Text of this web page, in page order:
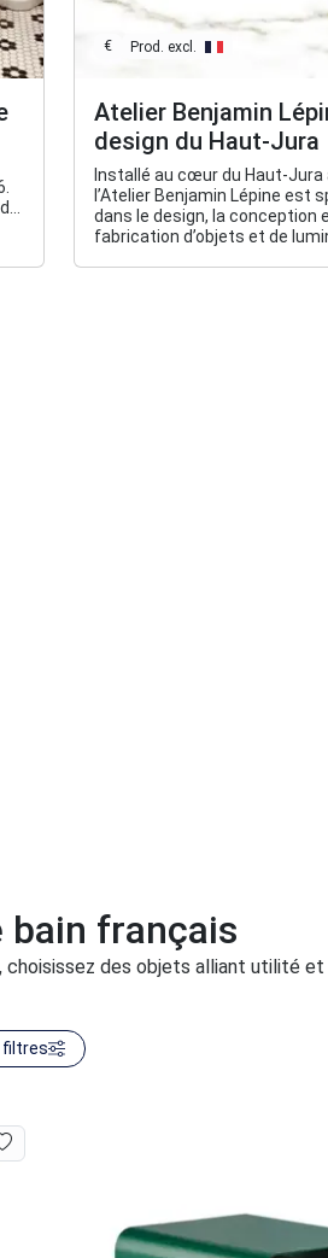
€ Prod. excl.
Atelier Benjamin
design du Haut-Jura
Installé au cœur du Haut-Jura
l’Atelier Benjamin Lépine est
dans le design, la conception
fabrication d’objets et de
bain français
des objets alliant utilité
filtres